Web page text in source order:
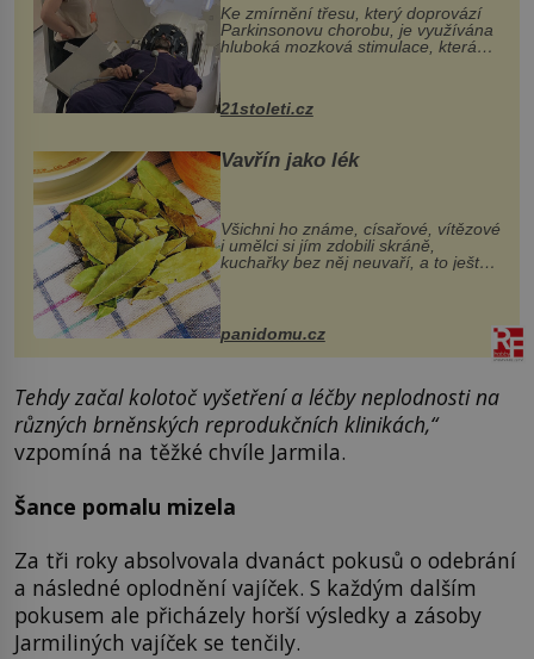
Ke zmírnění třesu, který doprovází
Parkinsonovu chorobu, je využívána
hluboká mozková stimulace, která
však vyžaduje vysoce invazivní
zákrok. Ultrazvuk zase není vhodný
k dostatečně přesnému zacílení ...
21stoleti.cz
Vavřín jako lék
Všichni ho známe, císařové, vítězové
i umělci si jím zdobili skráně,
kuchařky bez něj neuvaří, a to ještě
nevíte, že bobkový list může výrazně
zmírnit některé naše neduhy.
Obsahuje v malém množství ně...
panidomu.cz
Tehdy začal kolotoč vyšetření a léčby neplodnosti na
různých brněnských reprodukčních klinikách,“
vzpomíná na těžké chvíle Jarmila.
Šance pomalu mizela
Za tři roky absolvovala dvanáct pokusů o odebrání
a následné oplodnění vajíček. S každým dalším
pokusem ale přicházely horší výsledky a zásoby
Jarmiliných vajíček se tenčily.